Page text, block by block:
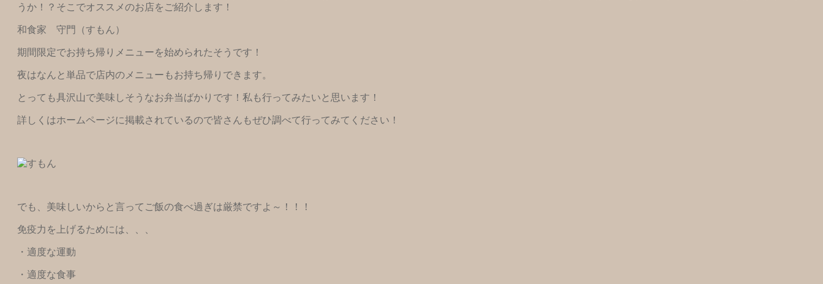
うか！？そこでオススメのお店をご紹介します！
和食家 守門（すもん）
期間限定でお持ち帰りメニューを始められたそうです！
夜はなんと単品で店内のメニューもお持ち帰りできます。
とっても具沢山で美味しそうなお弁当ばかりです！私も行ってみたいと思います！
詳しくはホームページに掲載されているので皆さんもぜひ調べて行ってみてください！
でも、美味しいからと言ってご飯の食べ過ぎは厳禁ですよ～！！！
免疫力を上げるためには、、、
・適度な運動
・適度な食事